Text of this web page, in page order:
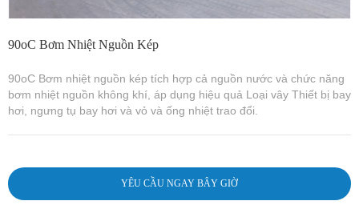
90oC Bơm Nhiệt Nguồn Kép
90oC Bơm nhiệt nguồn kép tích hợp cả nguồn nước và chức năng
bơm nhiệt nguồn không khí, áp dụng hiệu quả Loại vây Thiết bị bay
hơi, ngưng tụ bay hơi và vỏ và ống nhiệt trao đổi.
YÊU CẦU NGAY BÂY GIỜ